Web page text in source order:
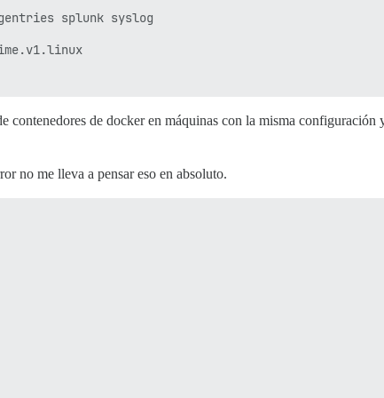
splunk syslog
contenedores de docker en máquinas con la misma configuración
no me lleva a pensar eso en absoluto.